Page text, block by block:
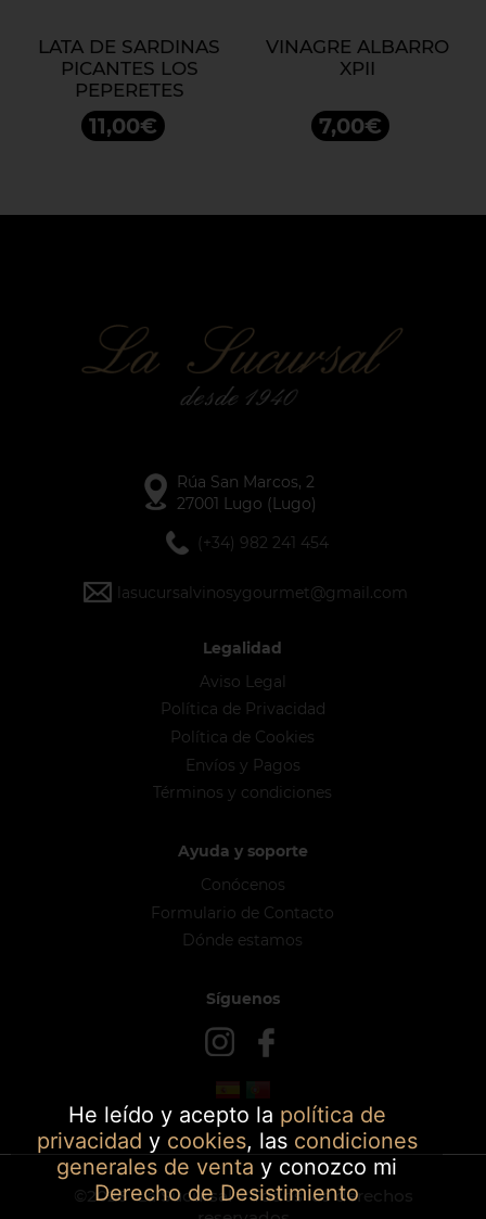
LATA DE SARDINAS
PICANTES LOS
PEPERETES
11,00€
VINAGRE ALBARRO
XPII
7,00€
He leído y acepto la política de
privacidad y cookies, las condiciones
generales de venta y conozco mi
Derecho de Desistimiento
Rúa San Marcos, 2
27001 Lugo (Lugo)
(+34) 982 241 454
lasucursalvinosygourmet@gmail.com
Legalidad
Aviso Legal
Política de Privacidad
Política de Cookies
Envíos y Pagos
Términos y condiciones
Ayuda y soporte
Conócenos
Formulario de Contacto
Dónde estamos
Síguenos
©2026 La Sucursal - Todos los derechos